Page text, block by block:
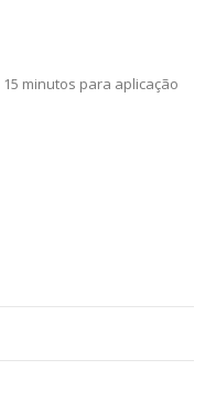
minutos para aplicação